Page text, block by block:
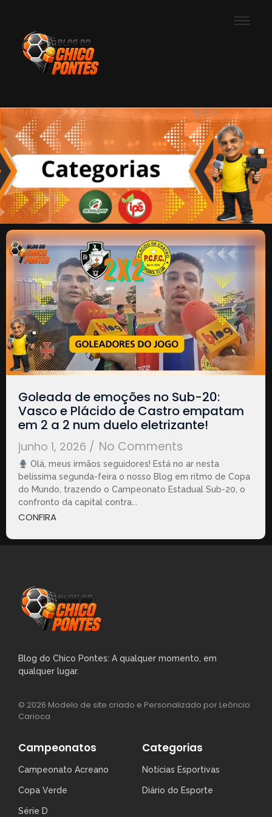
Goleada de emoções no Sub-20:
Vasco e Plácido de Castro empatam
em 2 a 2 num duelo eletrizante!
junho 1, 2026 / No Comments
Olá, meus irmãos seguidores! Está no ar nesta
belíssima segunda-feira o nosso Blog em ritmo de Copa
do Mundo, trazendo o Campeonato Estadual Sub-20, o
confronto da capital contra...
CONFIRA
Blog do Chico Pontes: A qualquer momento, em
qualquer lugar.
© 2026 Modelo de site criado e Personalizado por Leôncio
Carioca
Campeonatos
Campeonato Acreano
Copa Verde
Série D
Categorias
Notícias Esportivas
Diário do Esporte